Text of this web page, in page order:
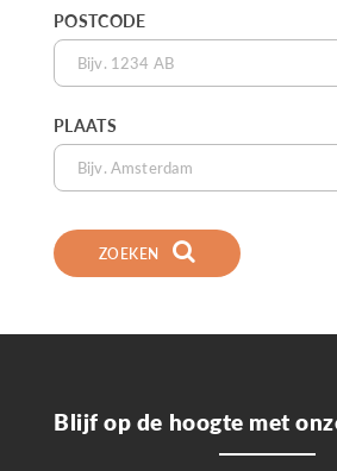
POSTCODE
PLAATS
ZOEKEN
Blijf op de hoogte met